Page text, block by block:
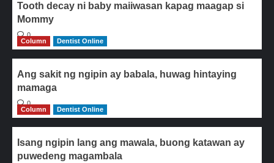
Tooth decay ni baby maiiwasan kapag maagap si
Mommy
0
Column
Dentist Online
Ang sakit ng ngipin ay babala, huwag hintaying
mamaga
0
Column
Dentist Online
Isang ngipin lang ang mawala, buong katawan ay
puwedeng magambala